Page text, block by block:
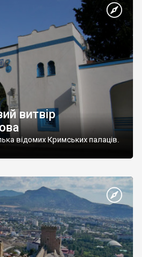
витвір
відомих Кримських палаців.